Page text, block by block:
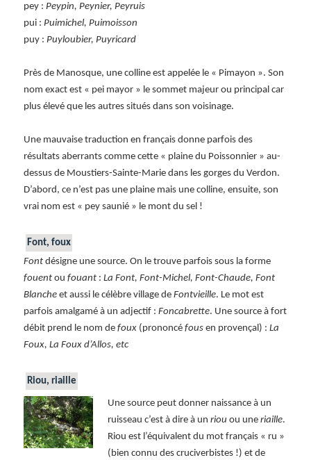
pey :Peypin, Peynier, Peyruis
pui :Puimichel, Puimoisson
puy :Puyloubier, Puyricard
Près de Manosque, une colline est appelée le « Pimayon ». Son
nom exact est « pei mayor » le sommet majeur ou principal car
plus élevé que les autres situés dans son voisinage.
Une mauvaise traduction en français donne parfois des
résultats aberrants comme cette « plaine du Poissonnier » au-
dessus de Moustiers-Sainte-Marie dans les gorges du Verdon.
D’abord, ce n’est pas une plaine mais une colline, ensuite, son
vrai nom est « pey saunié » le mont du sel !
Font, foux
Font désigne une source. On le trouve parfois sous la forme
fouent oufouant :La Font, Font-Michel, Font-Chaude, Font
Blanche et aussi le célèbre village deFontvieille. Le mot est
parfois amalgamé à un adjectif :Foncabrette. Une source à fort
débit prend le nom defoux (prononcéfous en provençal) :La
Foux, La Foux d’Allos, etc
Riou, riaille
Une source peut donner naissance à un
ruisseau c’est à dire à un riou ou une riaille.
Riou est l’équivalent du mot français « ru »
(bien connu des cruciverbistes !) et de